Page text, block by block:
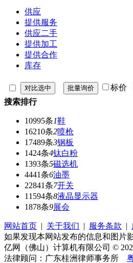
供应
提供服务
供应二手
提供加工
提供合作
库存
标价
搜索排行
10995条1鞋
16210条2喷枪
17489条3钢板
1424条4钛白粉
1393条5磁选机
4441条6油墨
22841条7开关
11594条8液晶显示器
1878条9展会
网站首页 | 关于我们 | 服务条款 |
如果发现本网站发布的信息和图片
亿网（佛山）计算机有限公司 ©
法律顾问：广东桂洲律师事务所